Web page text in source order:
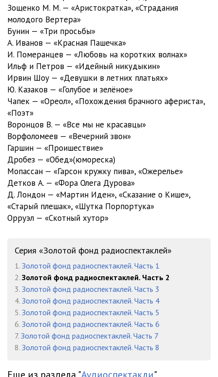
Ричард Бах - Чайка по имени Джонатан Ливингстон 3
Ричард Бах - Чайка по имени Джонатан Ливингстон 4
Ричард Бах - Чайка по имени Джонатан Ливингстон 5
Ричард Бах - Чайка по имени Джонатан Ливингстон 6
Ричард Бах - Чайка по имени Джонатан Ливингстон 7
8/Петр Ильич Чайковский - Евгений Онегин
Евгений Онегин (Часть 1)
Евгений Онегин (Часть 2)
8/Пушкин А.С. - Маленькие трагедии
Каменный гость
Моцарт и Сальери
Пир во время чумы
8/Пушкин А.С. - Пиковая дама
Пиковая дама (Часть 1)
Пиковая дама (Часть 2)
8/Салтыков-Щедрин - Господа Головлевы
Господа Головлевы (часть 1)
Господа Головлевы (часть 2)
Господа Головлевы (часть 3)
Господа Головлевы (часть 4)
Зощенко М. М. — «Аристократка», «Страдания
молодого Вертера»
Бунин — «Три просьбы»
А. Иванов — «Красная Пашечка»
И. Померанцев — «Любовь на коротких волнах»
Ильф и Петров — «Идейный никудыкин»
Ирвин Шоу — «Девушки в летних платьях»
Ю. Казаков — «Голубое и зелёное»
Чапек — «Ореол», «Похождения брачного афериста»,
«Поэт»
Воронцов В. — «Все мы не красавцы»
Ворфоломеев — «Вечерний звон»
Гаршин — «Проишествие»
Дробез — «Обед»(юмореска)
Мопассан — «Гарсон кружку пива», «Ожерелье»
Детков А. — «Фора Олега Дурова»
Д. Лондон — «Мартин Иден», «Сказание о Кише»,
«Старый плешак», «Шутка Порпортука»
Орруэл — «Скотный хутор»
Серия «Золотой фонд радиоспектаклей»
1. Золотой фонд радиоспектаклей. Часть 1
2. Золотой фонд радиоспектаклей. Часть 2
3. Золотой фонд радиоспектаклей. Часть 3
4. Золотой фонд радиоспектаклей. Часть 4
5. Золотой фонд радиоспектаклей. Часть 5
6. Золотой фонд радиоспектаклей. Часть 6
7. Золотой фонд радиоспектаклей. Часть 7
8. Золотой фонд радиоспектаклей. Часть 8